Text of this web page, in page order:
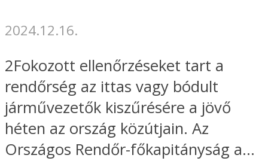
2024.12.16.
2Fokozott ellenőrzéseket tart a
rendőrség az ittas vagy bódult
járművezetők kiszűrésére a jövő
héten az ország közútjain. Az
Országos Rendőr-főkapitányság a...